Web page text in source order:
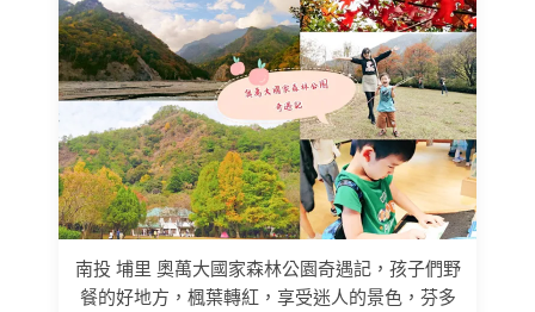
南投 埔里 奧萬大國家森林公園奇遇記，孩子們野
餐的好地方，楓葉轉紅，享受迷人的景色，芬多